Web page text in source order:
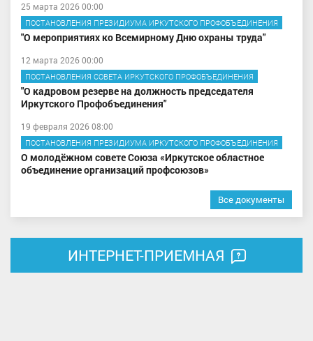
25 марта 2026 00:00
ПОСТАНОВЛЕНИЯ ПРЕЗИДИУМА ИРКУТСКОГО ПРОФОБЪЕДИНЕНИЯ
"О мероприятиях ко Всемирному Дню охраны труда"
12 марта 2026 00:00
ПОСТАНОВЛЕНИЯ СОВЕТА ИРКУТСКОГО ПРОФОБЪЕДИНЕНИЯ
"О кадровом резерве на должность председателя
Иркутского Профобъединения"
19 февраля 2026 08:00
ПОСТАНОВЛЕНИЯ ПРЕЗИДИУМА ИРКУТСКОГО ПРОФОБЪЕДИНЕНИЯ
О молодёжном совете Союза «Иркутское областное
объединение организаций профсоюзов»
Все документы
ИНТЕРНЕТ-ПРИЕМНАЯ